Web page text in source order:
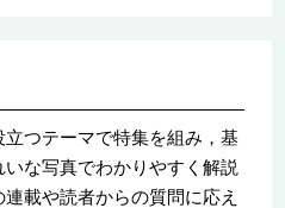
つテーマで特集を組み，基
な写真でわかりやすく解説
載や読者からの質問に応え